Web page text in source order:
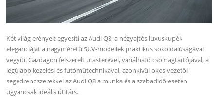
Két világ erényeit egyesíti az Audi Q8, a négyajtós luxuskupék
eleganciáját a nagyméretű SUV-modellek praktikus sokoldalúságával
vegyíti. Gazdagon felszerelt utasterével, variálható csomagtartójával, a
legújabb kezelési és futóműtechnikával, azonkívül okos vezetői
segédrendszerekkel az Audi Q8 a munka és a szabadidő esetén
ugyancsak ideális útitárs.